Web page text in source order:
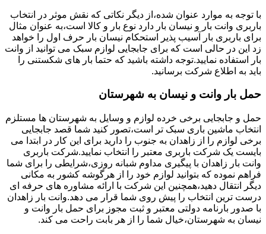
با توجه به موارد عنوان شده،از دیگر نکاتی که نقش موثر در انتخاب
باربری وانت بار و نیسان بار دارد نوع بار و کالا است،به عنوان مثال
برای باربری بار آسیب پذیر استحکام نیسان بار حرف اول را خواهد
زد این در حالی است که برای جابجایی لوازم سبک می توانید از وانت
بار استفاده نمایید.توجه داشته باشید که حتما بار های شکستنی را
باید به اطلاع شرکت برسانید.
حمل بار وانت و نیسان به شهرستان
حمل و جابجایی برخی خرده لوازم و وسایل به شهرستان ها مستلزم
انتخاب ماشین باری سبک تر است،تصور کنید شما قصد جابجایی
برخی لوازم را از زاهدان به جنوب را دارید برای این کار در ابتدا می
بایست یک شرکت باربری معتبر را انتخاب نمایید.شرکت باربری
وانت بار زاهدان با پیگیری مداوم شبانه روزی،شرایطی را برای شما
فراهم نموده که بتوانید لوازم خود را از هرگوشه کشور به مکانی
دیگر انتقال دهید،همچنین این شرکت با ارائه مشاوره های حرفه ای
درست ترین انتخاب را پیش روی شما قرار می دهد.وانت بار زاهدان
با صدور بارنامه دولتی معتبر و ثبت مجوز برای حمل بار وانت و
نیسان به شهرستان،خیال شما را از هر بابت راحت می کند.